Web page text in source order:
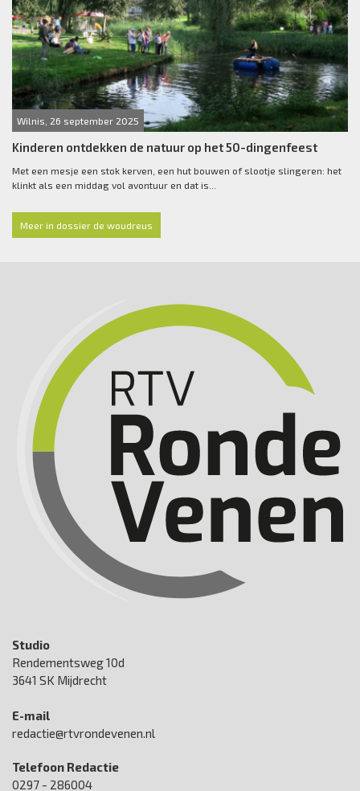
Wilnis, 26 september 2025
Kinderen ontdekken de natuur op het 50-dingenfeest
Met een mesje een stok kerven, een hut bouwen of slootje slingeren: het
klinkt als een middag vol avontuur en dat is...
Meer in dossier de woudreus
Studio
Rendementsweg 10d
3641 SK Mijdrecht
E-mail
redactie@rtvrondevenen.nl
Telefoon Redactie
0297 - 286004